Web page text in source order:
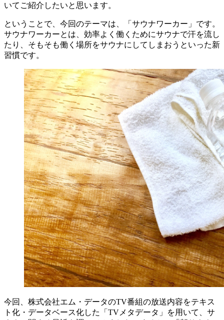
いてご紹介したいと思います。
ということで、今回のテーマは、「サウナワーカー」です。
サウナワーカーとは、効率よく働くためにサウナで汗を流し
たり、そもそも働く場所をサウナにしてしまおうといった新
習慣です。
今回、株式会社エム・データのTV番組の放送内容をテキス
ト化・データベース化した「TVメタデータ」を用いて、サ